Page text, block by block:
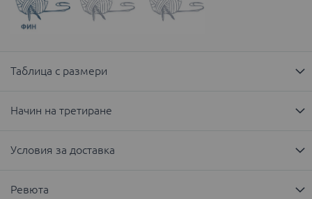
Таблица с размери
Начин на третиране
Условия за доставка
Ревюта